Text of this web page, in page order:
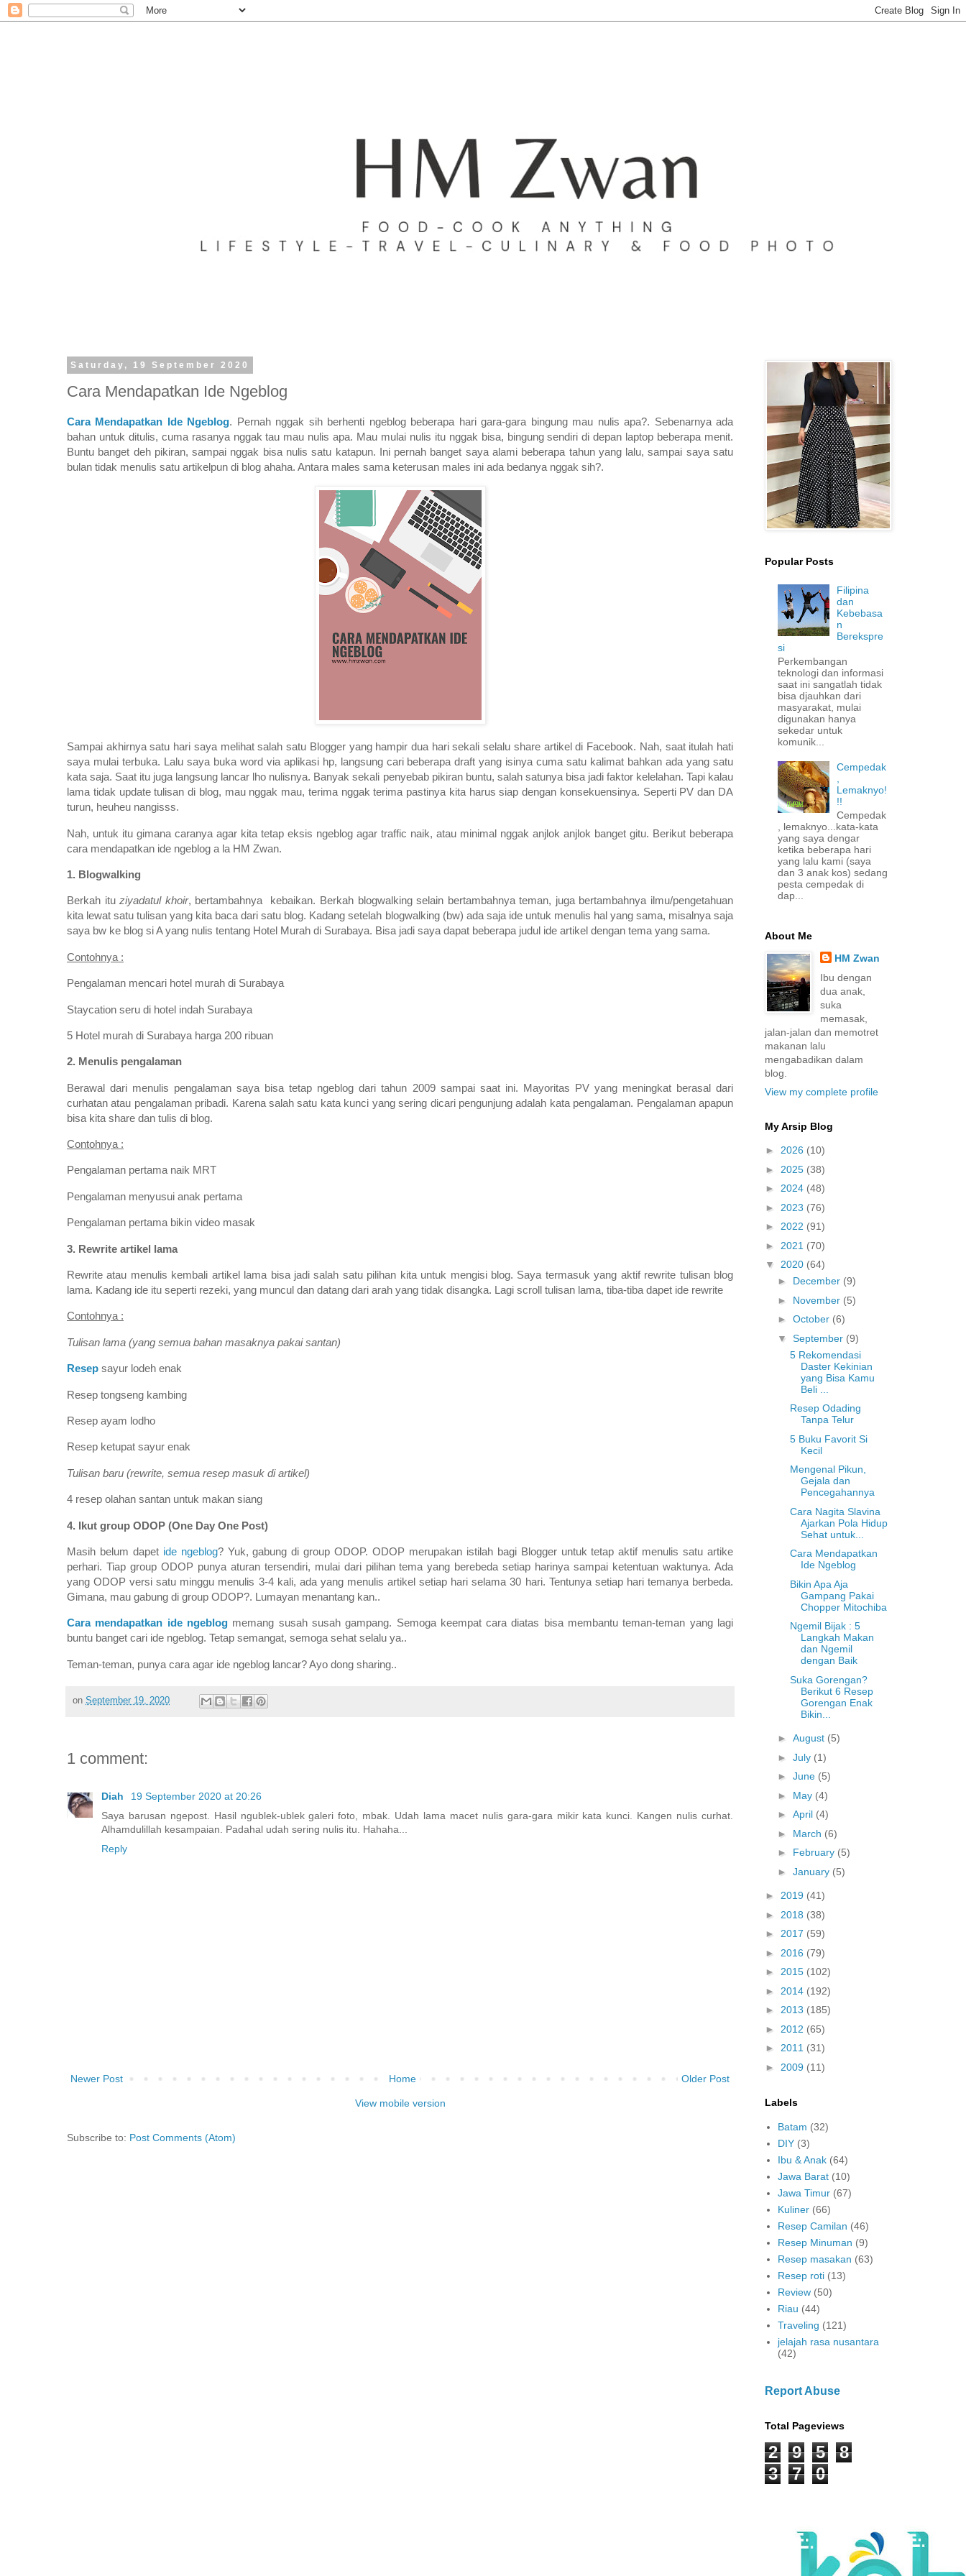
Saturday, 19 September 2020
Cara Mendapatkan Ide Ngeblog
Cara Mendapatkan Ide Ngeblog. Pernah nggak sih berhenti ngeblog beberapa hari gara-gara bingung mau nulis apa?. Sebenarnya ada
bahan untuk ditulis, cuma rasanya nggak tau mau nulis apa. Mau mulai nulis itu nggak bisa, bingung sendiri di depan laptop beberapa menit.
Buntu banget deh pikiran, sampai nggak bisa nulis satu katapun. Ini pernah banget saya alami beberapa tahun yang lalu, sampai saya satu
bulan tidak menulis satu artikelpun di blog ahaha. Antara males sama keterusan males ini ada bedanya nggak sih?.
Sampai akhirnya satu hari saya melihat salah satu Blogger yang hampir dua hari sekali selalu share artikel di Facebook. Nah, saat itulah hati
saya mulai terbuka. Lalu saya buka word via aplikasi hp, langsung cari beberapa draft yang isinya cuma satu kalimat bahkan ada yang satu
kata saja. Saat itu juga langsung lancar lho nulisnya. Banyak sekali penyebab pikiran buntu, salah satunya bisa jadi faktor kelelahan. Tapi kalau
lama tidak update tulisan di blog, mau nggak mau, terima nggak terima pastinya kita harus siap dengan konsekuensinya. Seperti PV dan DA
turun, heuheu nangisss.
Nah, untuk itu gimana caranya agar kita tetap eksis ngeblog agar traffic naik, atau minimal nggak anjlok anjlok banget gitu. Berikut beberapa
cara mendapatkan ide ngeblog a la HM Zwan.
1. Blogwalking
Berkah ituziyadatul khoir, bertambahnya kebaikan. Berkah blogwalking selain bertambahnya teman, juga bertambahnya ilmu/pengetahuan
kita lewat satu tulisan yang kita baca dari satu blog. Kadang setelah blogwalking (bw) ada saja ide untuk menulis hal yang sama, misalnya saja
saya bw ke blog si A yang nulis tentang Hotel Murah di Surabaya. Bisa jadi saya dapat beberapa judul ide artikel dengan tema yang sama.
Contohnya :
Pengalaman mencari hotel murah di Surabaya
Staycation seru di hotel indah Surabaya
5 Hotel murah di Surabaya harga 200 ribuan
2. Menulis pengalaman
Berawal dari menulis pengalaman saya bisa tetap ngeblog dari tahun 2009 sampai saat ini. Mayoritas PV yang meningkat berasal dari
curhatan atau pengalaman pribadi. Karena salah satu kata kunci yang sering dicari pengunjung adalah kata pengalaman. Pengalaman apapun
bisa kita share dan tulis di blog.
Contohnya :
Pengalaman pertama naik MRT
Pengalaman menyusui anak pertama
Pengalaman pertama bikin video masak
3. Rewrite artikel lama
Rewrite atau menulis kembali artikel lama bisa jadi salah satu pilihan kita untuk mengisi blog. Saya termasuk yang aktif rewrite tulisan blog
lama. Kadang ide itu seperti rezeki, yang muncul dan datang dari arah yang tidak disangka. Lagi scroll tulisan lama, tiba-tiba dapet ide rewrite
Contohnya :
Tulisan lama (yang semua bahan masaknya pakai santan)
Resep sayur lodeh enak
Resep tongseng kambing
Resep ayam lodho
Resep ketupat sayur enak
Tulisan baru (rewrite, semua resep masuk di artikel)
4 resep olahan santan untuk makan siang
4. Ikut group ODOP (One Day One Post)
Masih belum dapet ide ngeblog? Yuk, gabung di group ODOP. ODOP merupakan istilah bagi Blogger untuk tetap aktif menulis satu artike
perhari. Tiap group ODOP punya aturan tersendiri, mulai dari pilihan tema yang berebeda setiap harinya sampai ketentuan waktunya. Ada
yang ODOP versi satu minggu menulis 3-4 kali, ada yang menulis artikel setiap hari selama 30 hari. Tentunya setiap hari temanya berbeda.
Gimana, mau gabung di group ODOP?. Lumayan menantang kan..
Cara mendapatkan ide ngeblogmemang susah susah gampang. Semoga keempat cara diatas bisa membantu teman-teman yang lagi
buntu banget cari ide ngeblog. Tetap semangat, semoga sehat selalu ya..
Teman-teman, punya cara agar ide ngeblog lancar? Ayo dong sharing..
on September 19, 2020
1 comment:
Diah
19 September 2020 at 20:26
Saya barusan ngepost. Hasil ngublek-ublek galeri foto, mbak. Udah lama macet nulis gara-gara mikir kata kunci. Kangen nulis curhat.
Alhamdulillah kesampaian. Padahal udah sering nulis itu. Hahaha...
Reply
Newer Post Older Post
Home
View mobile version
Subscribe to: Post Comments (Atom)
Popular Posts
Filipina
dan
Kebebasa
n
Berekspre
si
Perkembangan
teknologi dan informasi
saat ini sangatlah tidak
bisa djauhkan dari
masyarakat, mulai
digunakan hanya
sekedar untuk
komunik...
Cempedak
Lemaknyo!
!!
Cempedak
, lemaknyo...kata-kata
yang saya dengar
ketika beberapa hari
yang lalu kami (saya
dan 3 anak kos) sedang
pesta cempedak di
dap...
About Me
HM Zwan
Ibu dengan
dua anak,
suka
memasak,
jalan-jalan dan memotret
makanan lalu
mengabadikan dalam
blog.
View my complete profile
My Arsip Blog
► 2026 (10)
► 2025 (38)
► 2024 (48)
► 2023 (76)
► 2022 (91)
► 2021 (70)
▼ 2020 (64)
► December (9)
► November (5)
► October (6)
▼ September (9)
5 Rekomendasi
Daster Kekinian
yang Bisa Kamu
Beli ...
Resep Odading
Tanpa Telur
5 Buku Favorit Si
Kecil
Mengenal Pikun,
Gejala dan
Pencegahannya
Cara Nagita Slavina
Ajarkan Pola Hidup
Sehat untuk...
Cara Mendapatkan
Ide Ngeblog
Bikin Apa Aja
Gampang Pakai
Chopper Mitochiba
Ngemil Bijak : 5
Langkah Makan
dan Ngemil
dengan Baik
Suka Gorengan?
Berikut 6 Resep
Gorengan Enak
Bikin...
► August (5)
► July (1)
► June (5)
► May (4)
► April (4)
► March (6)
► February (5)
► January (5)
► 2019 (41)
► 2018 (38)
► 2017 (59)
► 2016 (79)
► 2015 (102)
► 2014 (192)
► 2013 (185)
► 2012 (65)
► 2011 (31)
► 2009 (11)
Labels
Batam (32)
DIY (3)
Ibu & Anak (64)
Jawa Barat (10)
Jawa Timur (67)
Kuliner (66)
Resep Camilan (46)
Resep Minuman (9)
Resep masakan (63)
Resep roti (13)
Review (50)
Riau (44)
Traveling (121)
jelajah rasa nusantara
(42)
Report Abuse
Total Pageviews
2 9 5
8
3
7 0